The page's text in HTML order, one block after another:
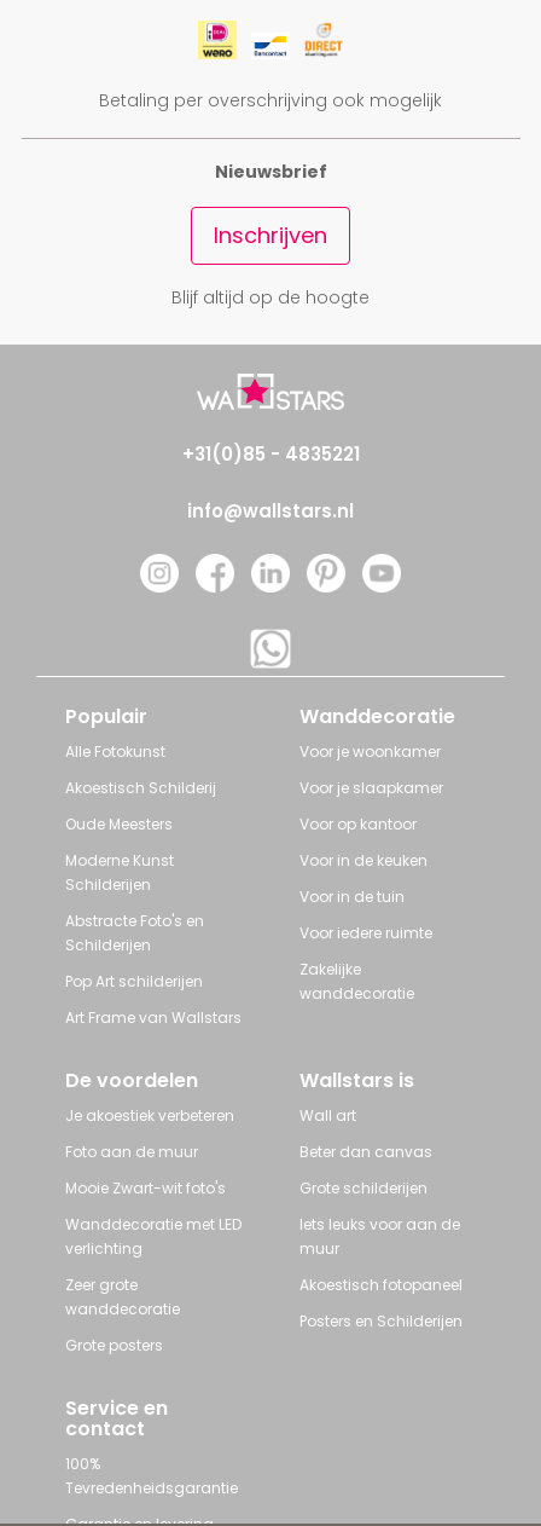
Betaling per overschrijving ook mogelijk
Nieuwsbrief
Inschrijven
Blijf altijd op de hoogte
+31(0)85 - 4835221
info@wallstars.nl
Populair
Alle Fotokunst
Akoestisch Schilderij
Oude Meesters
Moderne Kunst
Schilderijen
Abstracte Foto's en
Schilderijen
Pop Art schilderijen
Art Frame van Wallstars
Wanddecoratie
Voor je woonkamer
Voor je slaapkamer
Voor op kantoor
Voor in de keuken
Voor in de tuin
Voor iedere ruimte
Zakelijke
wanddecoratie
De voordelen
Je akoestiek verbeteren
Foto aan de muur
Mooie Zwart-wit foto's
Wanddecoratie met LED
verlichting
Zeer grote
wanddecoratie
Grote posters
Wallstars is
Wall art
Beter dan canvas
Grote schilderijen
Iets leuks voor aan de
muur
Akoestisch fotopaneel
Posters en Schilderijen
Service en
contact
100%
Tevredenheidsgarantie